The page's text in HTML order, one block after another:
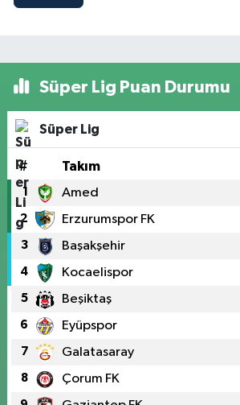
Süper Lig Puan Durumu
Süper Lig
# Takım
1 Amed
2 Erzurumspor FK
3 Başakşehir
4 Kocaelispor
5 Beşiktaş
6 Eyüpspor
7 Galatasaray
8 Çorum FK